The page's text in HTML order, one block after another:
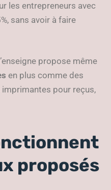
les entrepreneurs avec
sans avoir à faire
propose même
en plus comme des
pour reçus,
proposés